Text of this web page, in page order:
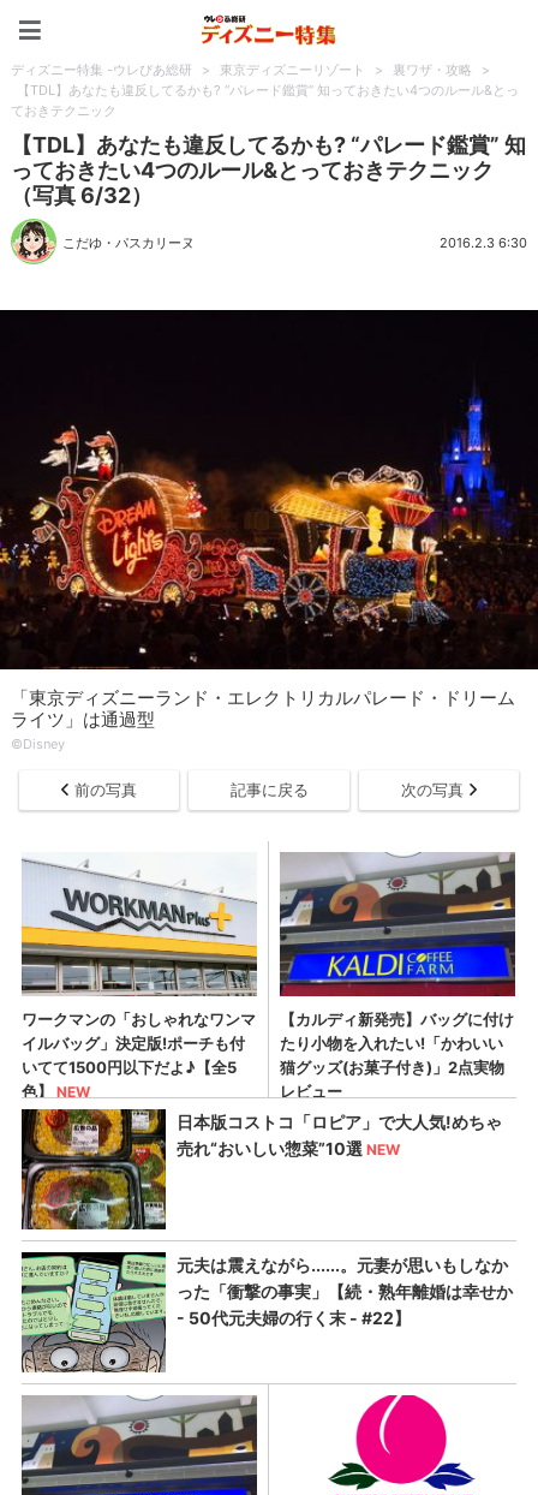
ディズニー特集 -ウレぴあ総研 > 東京ディズニーリゾート > 裏ワザ・攻略
>
【TDL】あなたも違反してるかも? “パレード鑑賞” 知っておきたい4つのルール&とっ
ておきテクニック
【TDL】あなたも違反してるかも? “パレード鑑賞” 知
っておきたい4つのルール&とっておきテクニック
（写真 6/32）
こだゆ・パスカリーヌ 2016.2.3 6:30
「東京ディズニーランド・エレクトリカルパレード・ドリーム
ライツ」は通過型
©︎Disney
前の写真 記事に戻る 次の写真